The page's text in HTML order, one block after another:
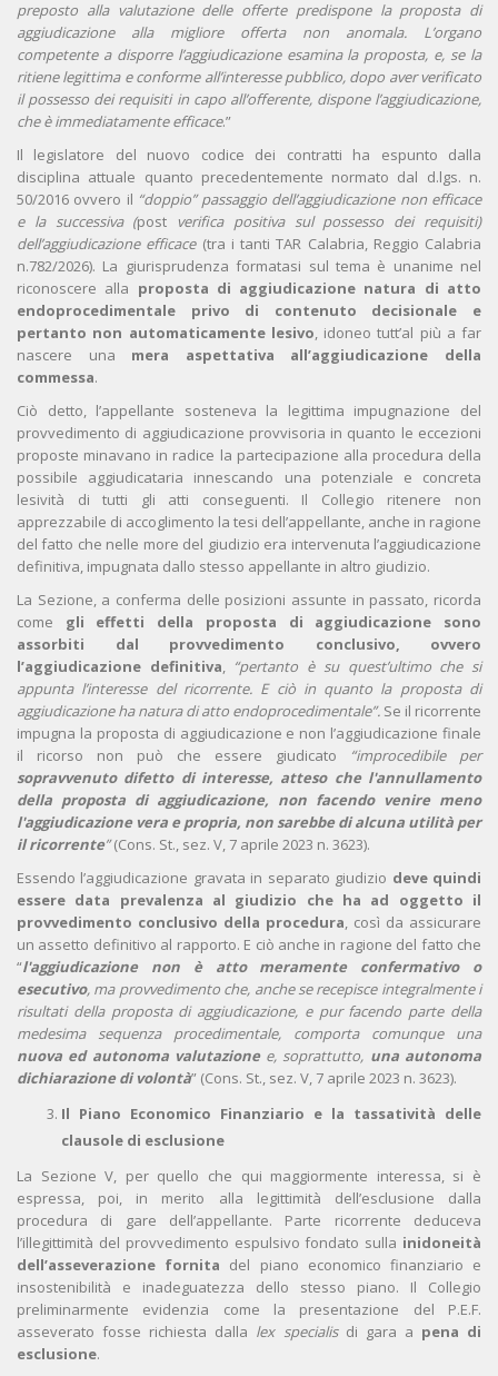
preposto alla valutazione delle offerte predispone la proposta di
aggiudicazione alla migliore offerta non anomala. L’organo
competente a disporre l’aggiudicazione esamina la proposta, e, se la
ritiene legittima e conforme all’interesse pubblico, dopo aver verificato
il possesso dei requisiti in capo all’offerente, dispone l’aggiudicazione,
che è immediatamente efficace.”
Il legislatore del nuovo codice dei contratti ha espunto dalla
disciplina attuale quanto precedentemente normato dal d.lgs. n.
50/2016 ovvero il “doppio” passaggio dell’aggiudicazione non efficace
e la successiva (post verifica positiva sul possesso dei requisiti)
dell’aggiudicazione efficace (tra i tanti TAR Calabria, Reggio Calabria
n.782/2026). La giurisprudenza formatasi sul tema è unanime nel
riconoscere alla proposta di aggiudicazione natura di atto
endoprocedimentale privo di contenuto decisionale e
pertanto non automaticamente lesivo, idoneo tutt’al più a far
nascere una mera aspettativa all’aggiudicazione della
commessa.
Ciò detto, l’appellante sosteneva la legittima impugnazione del
provvedimento di aggiudicazione provvisoria in quanto le eccezioni
proposte minavano in radice la partecipazione alla procedura della
possibile aggiudicataria innescando una potenziale e concreta
lesività di tutti gli atti conseguenti. Il Collegio ritenere non
apprezzabile di accoglimento la tesi dell’appellante, anche in ragione
del fatto che nelle more del giudizio era intervenuta l’aggiudicazione
definitiva, impugnata dallo stesso appellante in altro giudizio.
La Sezione, a conferma delle posizioni assunte in passato, ricorda
come gli effetti della proposta di aggiudicazione sono
assorbiti dal provvedimento conclusivo, ovvero
l’aggiudicazione definitiva, “pertanto è su quest’ultimo che si
appunta l’interesse del ricorrente. E ciò in quanto la proposta di
aggiudicazione ha natura di atto endoprocedimentale”. Se il ricorrente
impugna la proposta di aggiudicazione e non l’aggiudicazione finale
il ricorso non può che essere giudicato
“improcedibile per
sopravvenuto difetto di interesse, atteso che l'annullamento
della proposta di aggiudicazione, non facendo venire meno
l'aggiudicazione vera e propria, non sarebbe di alcuna utilità per
il ricorrente”(Cons. St., sez. V, 7 aprile 2023 n. 3623).
Essendo l’aggiudicazione gravata in separato giudizio deve quindi
essere data prevalenza al giudizio che ha ad oggetto il
provvedimento conclusivo della procedura, così da assicurare
un assetto definitivo al rapporto. E ciò anche in ragione del fatto che
“l'aggiudicazione non è atto meramente confermativo o
esecutivo, ma provvedimento che, anche se recepisce integralmente i
risultati della proposta di aggiudicazione, e pur facendo parte della
medesima sequenza procedimentale, comporta comunque una
nuova ed autonoma valutazionee, soprattutto, una autonoma
dichiarazione di volontà” (Cons. St., sez. V, 7 aprile 2023 n. 3623).
Il Piano Economico Finanziario e la tassatività delle
clausole di esclusione
La Sezione V, per quello che qui maggiormente interessa, si è
espressa, poi, in merito alla legittimità dell’esclusione dalla
procedura di gare dell’appellante. Parte ricorrente deduceva
l’illegittimità del provvedimento espulsivo fondato sulla inidoneità
dell’asseverazione fornita del piano economico finanziario e
insostenibilità e inadeguatezza dello stesso piano. Il Collegio
preliminarmente evidenzia come la presentazione del P.E.F.
asseverato fosse richiesta dalla lex specialisdi gara a pena di
esclusione.